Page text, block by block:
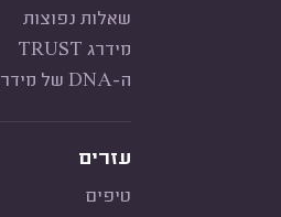
שאלות נפוצות
מידרג TRUST
ה-DNA של מידרג
עזרים
טיפים